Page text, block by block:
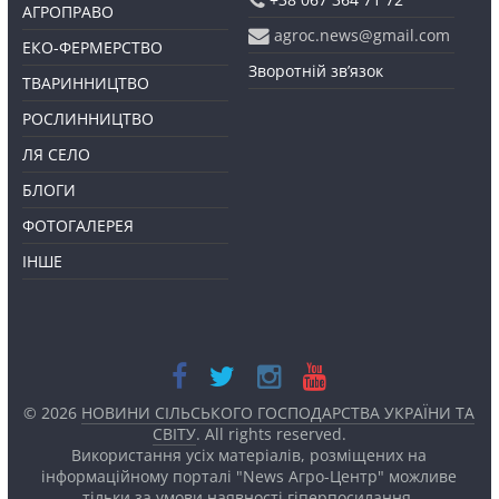
АГРОПРАВО
ЕКО-ФЕРМЕРСТВО
ТВАРИННИЦТВО
РОСЛИННИЦТВО
ЛЯ СЕЛО
БЛОГИ
ФОТОГАЛЕРЕЯ
ІНШЕ
agroc.news@gmail.com
Зворотній зв’язок
© 2026 НОВИНИ СІЛЬСЬКОГО ГОСПОДАРСТВА УКРАЇНИ ТА
СВІТУ. All rights reserved.
Використання усіх матеріалів, розміщених на
інформаційному порталі "News Агро-Центр" можливе